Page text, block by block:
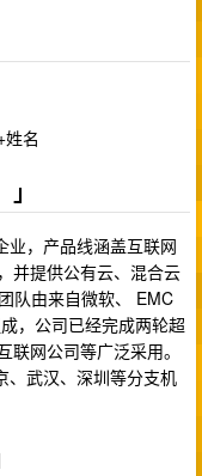
名
」
业，产品线涵盖互联网
并提供公有云、混合云
队由来自微软、 EMC
，公司已经完成两轮超
网公司等广泛采用。
、武汉、深圳等分支机